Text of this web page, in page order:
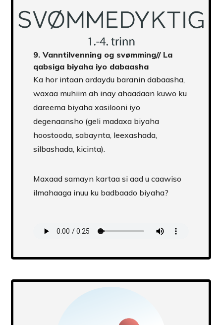
9.Vanntilvenning og svømming// La
qabsiga biyaha iyo dabaasha
Ka hor intaan ardaydu baranin dabaasha,
waxaa muhiim ah inay ahaadaan kuwo ku
dareema biyaha xasilooni iyo
degenaansho (geli madaxa biyaha
hoostooda, sabaynta, leexashada,
silbashada, kicinta).
Maxaad samayn kartaa si aad u caawiso
ilmahaaga inuu ku badbaado biyaha?